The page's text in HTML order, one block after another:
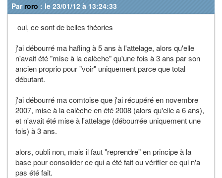
Parroro : le 23/01/12 à 13:24:33
oui, ce sont de belles théories
j'ai débourré ma hafling à 5 ans à l'attelage, alors qu'elle
n'avait été "mise à la calèche" qu'une fois à 3 ans par son
ancien proprio pour "voir" uniquement parce que total
débutant.
j'ai débourré ma comtoise que j'ai récupéré en novembre
2007, mise à la calèche en été 2008 (alors qu'elle a 6 ans),
et n'avait été mise à l'attelage (débourrée uniquement une
fois) à 3 ans.
alors, oubli non, mais il faut "reprendre" en principe à la
base pour consolider ce qui a été fait ou vérifier ce qui n'a
pas été fait.